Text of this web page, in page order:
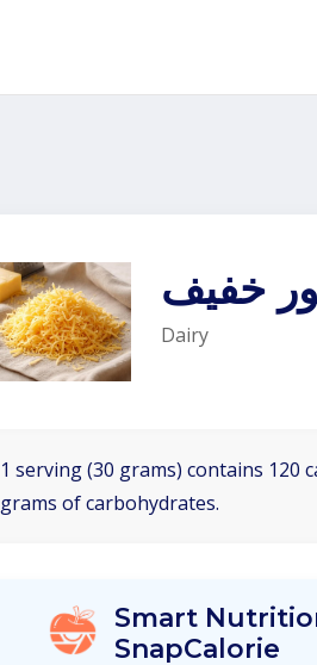
خفيف
Dairy
1 serving (30 grams) contains 120
grams of carbohydrates.
Smart
SnapCalorie